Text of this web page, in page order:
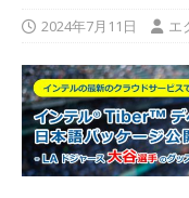
2024年7月11日 エ